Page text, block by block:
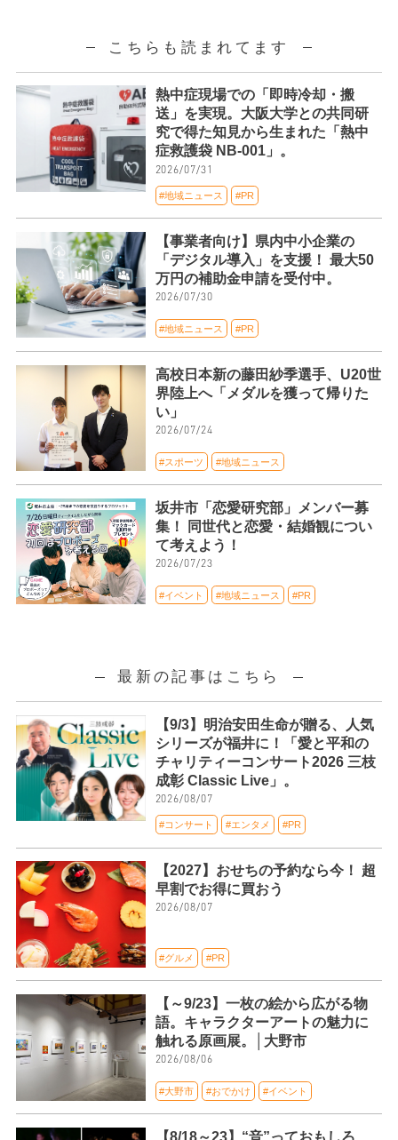
こちらも読まれてます
熱中症現場での「即時冷却・搬
送」を実現。大阪大学との共同研
究で得た知見から生まれた「熱中
症救護袋 NB-001」。
2026/07/31
#地域ニュース #PR
【事業者向け】県内中小企業の
「デジタル導入」を支援！ 最大50
万円の補助金申請を受付中。
2026/07/30
#地域ニュース #PR
高校日本新の藤田紗季選手、U20世
界陸上へ「メダルを獲って帰りた
い」
2026/07/24
#スポーツ #地域ニュース
坂井市「恋愛研究部」メンバー募
集！ 同世代と恋愛・結婚観につい
て考えよう！
2026/07/23
#イベント #地域ニュース #PR
最新の記事はこちら
【9/3】明治安田生命が贈る、人気
シリーズが福井に！「愛と平和の
チャリティーコンサート2026 三枝
成彰 Classic Live」。
2026/08/07
#コンサート #エンタメ #PR
【2027】おせちの予約なら今！ 超
早割でお得に買おう
2026/08/07
#グルメ #PR
【～9/23】一枚の絵から広がる物
語。キャラクターアートの魅力に
触れる原画展。│大野市
2026/08/06
#大野市 #おでかけ #イベント
【8/18～23】“音”っておもしろ